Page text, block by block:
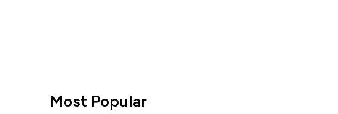
Most Popular